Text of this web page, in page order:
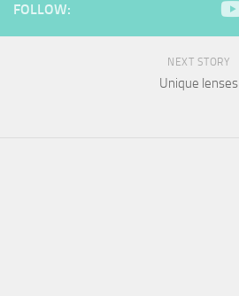
FOLLOW:
NEXT STORY
Unique lenses